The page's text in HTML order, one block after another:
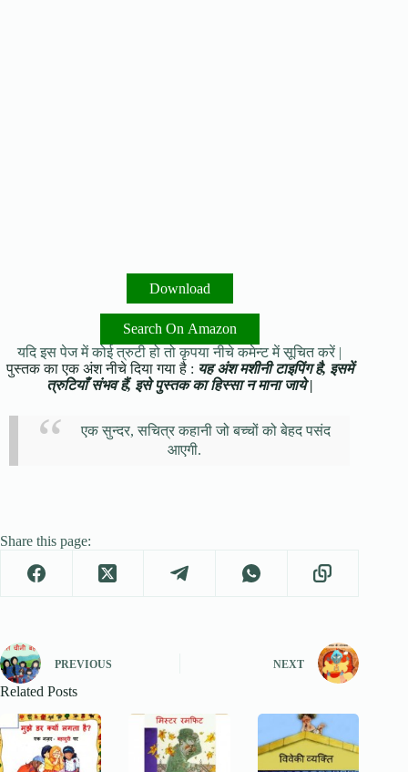
Download
Search On Amazon
यदि इस पेज में कोई त्रुटी हो तो कृपया नीचे कमेन्ट में सूचित करें |
पुस्तक का एक अंश नीचे दिया गया है : यह अंश मशीनी टाइपिंग है, इसमें
त्रुटियाँ संभव हैं, इसे पुस्तक का हिस्सा न माना जाये |
एक सुन्दर, सचित्र कहानी जो बच्चों को बेहद पसंद
आएगी.
Share this page:
PREVIOUS NEXT
Related Posts